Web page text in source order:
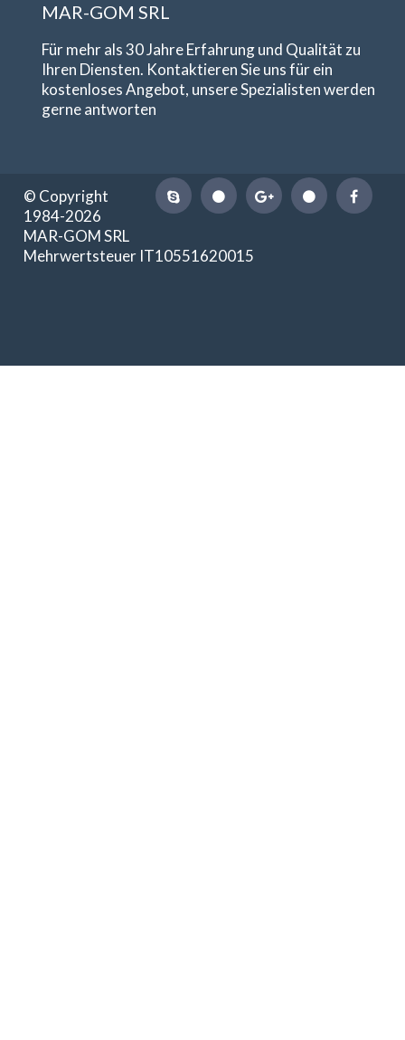
MAR-GOM SRL
Für mehr als 30 Jahre Erfahrung und Qualität zu
Ihren Diensten. Kontaktieren Sie uns für ein
kostenloses Angebot, unsere Spezialisten werden
gerne antworten
© Copyright
1984-2026
MAR-GOM SRL
Mehrwertsteuer IT10551620015